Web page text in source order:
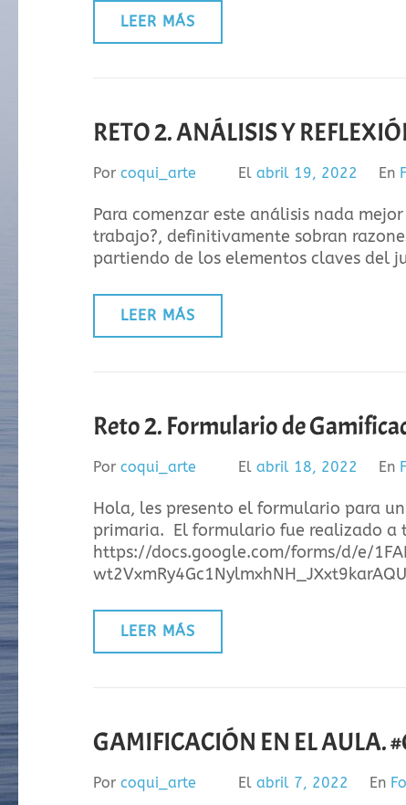
LEER MÁS
RETO 2. ANÁLISIS Y
Por coqui_arte El abril 19, 2022 En
Para comenzar este análisis nada
trabajo?, definitivamente sobran
partiendo de los elementos claves del
LEER MÁS
Reto 2. Formulario de
Por coqui_arte El abril 18, 2022 En
Hola, les presento el formulario para
primaria. El formulario fue realizado a
https://docs.google.com/forms/d/e/
LEER MÁS
GAMIFICACIÓN EN EL AULA.
Por coqui_arte El abril 7, 2022 En